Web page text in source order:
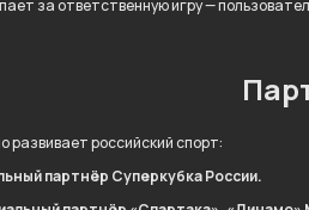
за ответственную игру —
развивает российский спорт:
партнёр Суперкубка России.